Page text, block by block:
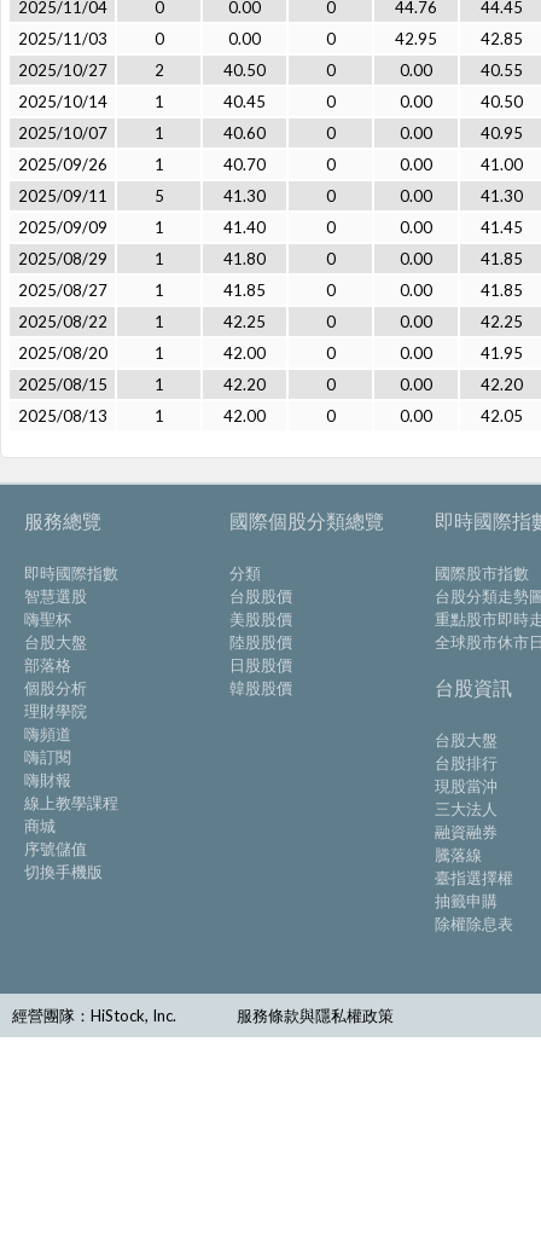
2025/11/04 0 0.00 0 44.76
44.45
2025/11/03
0 0.00 0 42.95
42.85
2025/10/27
2 40.50 0 0.00
40.55
2025/10/14
1 40.45 0 0.00
40.50
2025/10/07
1 40.60 0 0.00
40.95
2025/09/26
1 40.70 0 0.00
41.00
2025/09/11
5 41.30 0 0.00
41.30
2025/09/09
1 41.40 0 0.00
41.45
2025/08/29
1 41.80 0 0.00
41.85
2025/08/27
1 41.85 0 0.00
41.85
2025/08/22
1 42.25 0 0.00
42.25
2025/08/20
1 42.00 0 0.00
41.95
2025/08/15
1 42.20 0 0.00
42.20
2025/08/13
1 42.00 0 0.00 42.05
服務總覽
即時國際指數
智慧選股
嗨聖杯
台股大盤
部落格
個股分析
理財學院
嗨頻道
嗨訂閱
嗨財報
線上教學課程
商城
序號儲值
切換手機版
國際個股分類總覽
分類
台股股價
美股股價
陸股股價
日股股價
韓股股價
即時國際指
國際股市指數
台股分類走勢
重點股市即時
全球股市休市
台股資訊
台股大盤
台股排行
現股當沖
三大法人
融資融券
騰落線
臺指選擇權
抽籤申購
除權除息表
經營團隊：HiStock, Inc. 服務條款與隱私權政策